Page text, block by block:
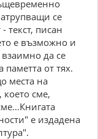
се
текст, писан
е възможно и
да се
от тях.
места на
което сме,
е издадена